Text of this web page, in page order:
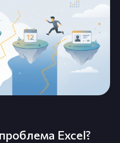
Excel?